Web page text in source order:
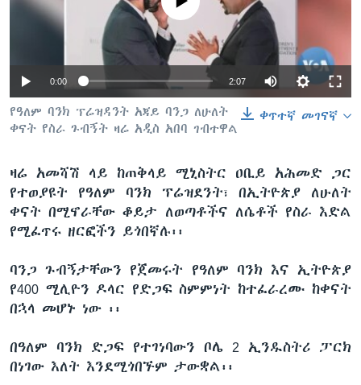
0:00 2:07
ቀጥተኛ መገናኛ
የዓለም ባንክ ፕሬዝዳንት አጃይ ባንጋ ለሁለት
ቀናት የስራ ጉብኝት ዛሬ አዲስ አበባ ገብተዋል
ዛሬ አመሻሽ ላይ ከጠቅላይ ሚኒስትር ዐቢይ አሕመድ ጋር
የተወያዩት የዓለም ባንክ ፕሬዝደንት፣ በኢትዮጵያ ለሁለት
ቀናት በሚኖራቸው ቆይታ ለወጣቶችና ለሴቶች የስራ እድል
የሚፈጥሩ ዘርፎችን ይጎበኛሉ፡፡
ባንጋ ጉብኝታቸውን የጀመሩት የዓለም ባንክ እና ኢትዮጵያ
የ400 ሚሊዮን ዶላር የድጋፍ ስምምነት ከተፈራረሙ ከቀናት
በኋላ መሆኑ ነው ፡፡
በዓለም ባንክ ድጋፍ የተገነባውን ቦሌ 2 ኢንዱስትሪ ፓርክ
በነገው እለት እንደሚጎበኙም ታውቋል፡፡